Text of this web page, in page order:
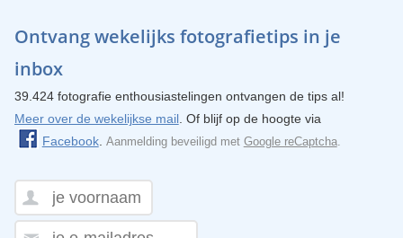
Ontvang wekelijks fotografietips in je
inbox
39.424 fotografie enthousiastelingen ontvangen de tips al!
Meer over de wekelijkse mail. Of blijf op de hoogte via
Facebook. Aanmelding beveiligd met Google reCaptcha.